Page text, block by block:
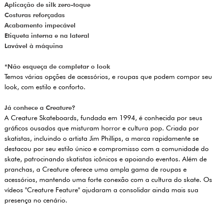
Aplicação de silk zero-toque
Costuras reforçadas
Acabamento impecável
Etiqueta interna e na lateral
Lavável à máquina
*Não esqueça de completar o look
Temos várias opções de acessórios, e roupas que podem compor seu
look, com estilo e conforto.
Já conhece a Creature?
A Creature Skateboards, fundada em 1994, é conhecida por seus
gráficos ousados que misturam horror e cultura pop. Criada por
skatistas, incluindo o artista Jim Phillips, a marca rapidamente se
destacou por seu estilo único e compromisso com a comunidade do
skate, patrocinando skatistas icônicos e apoiando eventos. Além de
pranchas, a Creature oferece uma ampla gama de roupas e
acessórios, mantendo uma forte conexão com a cultura do skate. Os
vídeos "Creature Feature" ajudaram a consolidar ainda mais sua
presença no cenário.